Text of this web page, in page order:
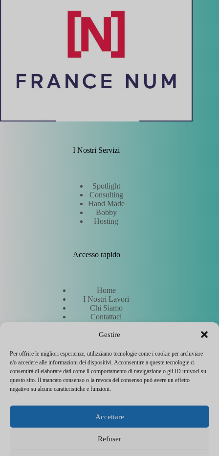
Gestire
Per offrire le migliori esperienze, utilizziamo tecnologie come i cookie per archiviare
e/o accedere alle informazioni dei dispositivi. Acconsentire a queste tecnologie ci
consentirà di elaborare dati come il comportamento di navigazione o gli ID univoci su
questo sito. Il mancato consenso o la revoca del consenso può avere un effetto
negativo su alcune caratteristiche e funzioni.
Accettare
Refuser
I Nostri Servizi
Spotlight
Consulting
Hand Made
Bobby
Hosting
Accesso rapido
Home
I Nostri Lavori
Chi Siamo
Contattaci
Incontra i nostri esperti
Altro
Politica di gestione dei cookie
Contatta l'assistenza
Flyer entreprise